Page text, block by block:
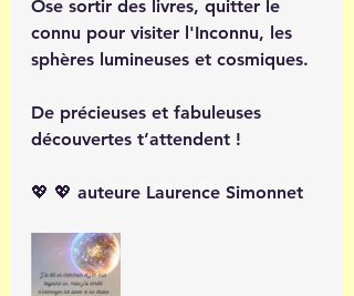
Ose sortir des livres, quitter le
connu pour visiter l'Inconnu, les
sphères lumineuses et cosmiques.
De précieuses et fabuleuses
découvertes t’attendent !
💖 💖 auteure Laurence Simonnet